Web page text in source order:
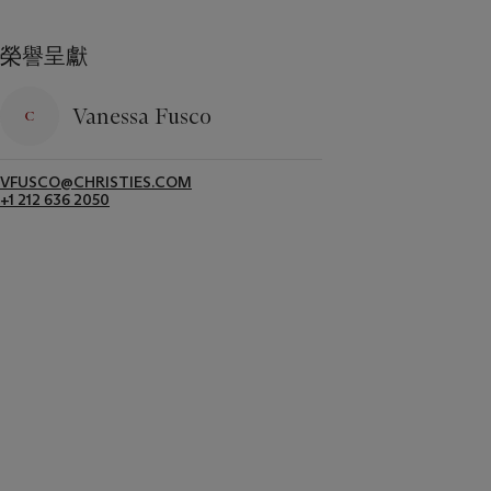
榮譽呈獻
Vanessa Fusco
VFUSCO@CHRISTIES.COM
+1 212 636 2050